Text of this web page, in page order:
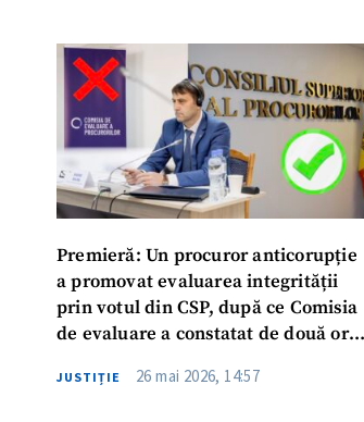
Premieră: Un procuror anticorupție
a promovat evaluarea integrității
prin votul din CSP, după ce Comisia
de evaluare a constatat de două ori
JUSTIȚIE 26 mai 2026, 14:57